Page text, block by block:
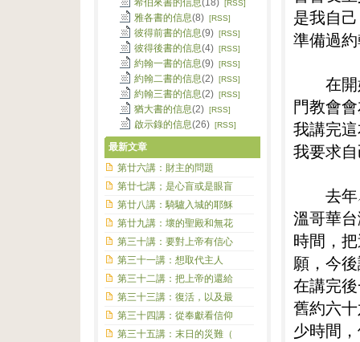
是我自
準備過
在開
門教會
我講完
我要求
去年
溫哥華
時間，
願，今
在講完
舊約六
少時間
希伯來書的信息(18) [RSS]
雅各書的信息(8) [RSS]
彼得前書的信息(9) [RSS]
彼得後書的信息(4) [RSS]
約翰一書的信息(9) [RSS]
約翰二書的信息(2) [RSS]
約翰三書的信息(2) [RSS]
猶大書的信息(2) [RSS]
啟示錄的信息(26) [RSS]
最新文章
第廿六講：財主的問題
第廿七講；是心盲或是眼盲
第廿八講：騎驢入城的耶穌
第廿九講：壞的聖殿和無花
第三十講：要對上帝有信心
第三十一講：想取代主人
第三十二講：把上帝的還給
第三十三講：復活，以及最
第三十四講：從奉獻看信仰
第三十五講：末日的災難（